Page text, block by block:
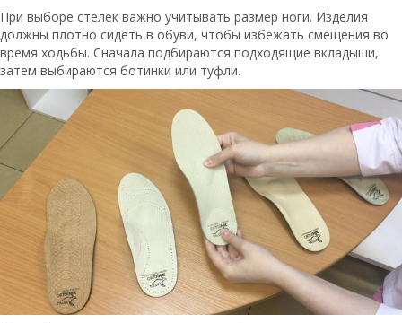
При выборе стелек важно учитывать размер ноги. Изделия
должны плотно сидеть в обуви, чтобы избежать смещения во
время ходьбы. Сначала подбираются подходящие вкладыши,
затем выбираются ботинки или туфли.